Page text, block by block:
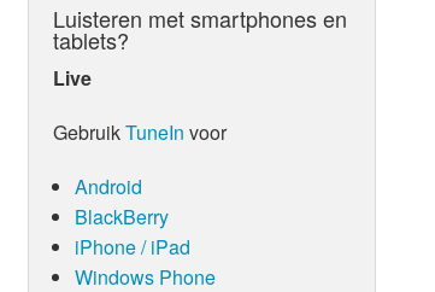
Luisteren met smartphones en
tablets?
Live
GebruikTuneIn voor
Android
BlackBerry
iPhone / iPad
Windows Phone